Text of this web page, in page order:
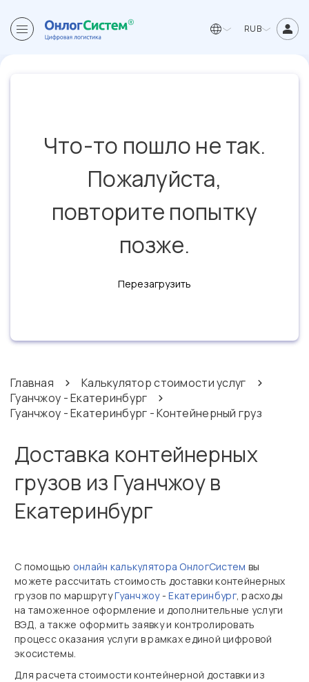
RUB
Что-то пошло не так.
Пожалуйста,
повторите попытку
позже.
Перезагрузить
Главная
Калькулятор стоимости услуг
Гуанчжоу - Екатеринбург
Гуанчжоу - Екатеринбург - Контейнерный груз
Доставка контейнерных
грузов из Гуанчжоу в
Екатеринбург
С помощью онлайн калькулятора ОнлогСистем вы
можете рассчитать стоимость доставки контейнерных
грузов по маршрутуГуанчжоу-Екатеринбург, расходы
на таможенное оформление и дополнительные услуги
ВЭД, а также оформить заявку и контролировать
процесс оказания услуги в рамках единой цифровой
экосистемы.
Для расчета стоимости контейнерной доставки из